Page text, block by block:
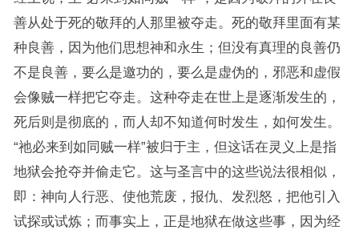
善从处于死的敬拜的人那里被夺走。死的敬拜里面有某
种良善，因为他们思想神和永生；但没有真理的良善仍
不是良善，要么是邀功的，要么是虚伪的，邪恶和虚假
会像贼一样把它夺走。这种夺走在世上是逐渐发生的，
死后则是彻底的，而人却不知道何时发生，如何发生。
“祂必来到如同贼一样”被归于主，但这话在灵义上是指
地狱会抢夺并偷走它。这与圣言中的这些说法很相似，
即：神向人行恶、使他荒废，报仇、发烈怒，把他引入
试探或试炼；而事实上，正是地狱在做这些事，因为经